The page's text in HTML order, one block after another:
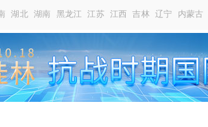
湖北 湖南 黑龙江 江苏 江西 吉林 辽宁 内蒙古